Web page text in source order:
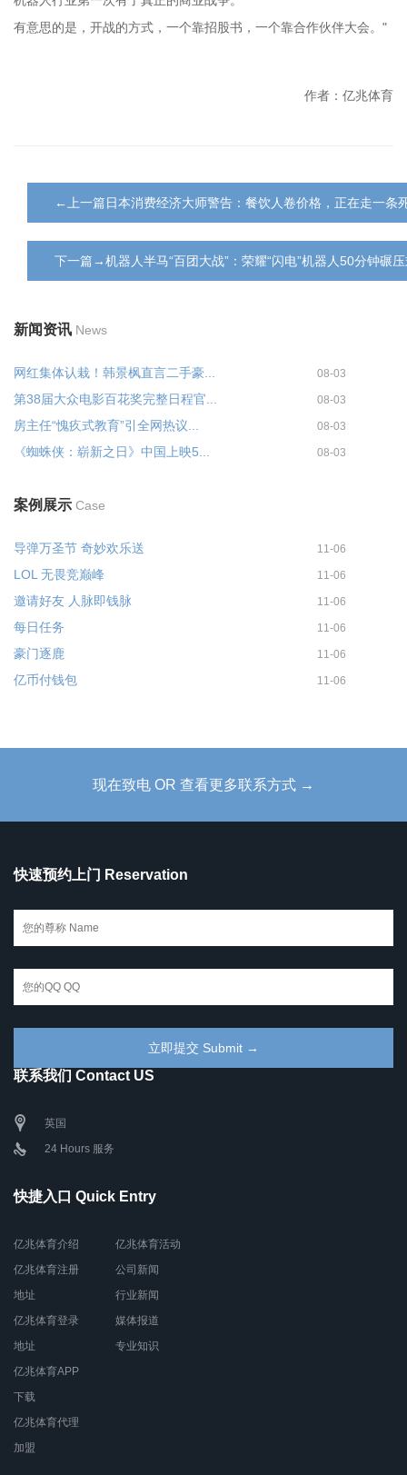
有意思的是，开战的方式，一个靠招股书，一个靠合作伙伴大会。"
作者：亿兆体育
←上一篇日本消费经济大师警告：餐饮人卷价格，正在走一条
下一篇→机器人半马“百团大战”：荣耀“闪电”机器人50分钟碾
新闻资讯 News
网红集体认栽！韩景枫直言二手豪... 08-03
第38届大众电影百花奖完整日程官... 08-03
房主任“愧疚式教育”引全网热议... 08-03
《蜘蛛侠：崭新之日》中国上映5... 08-03
案例展示 Case
导弹万圣节 奇妙欢乐送 11-06
LOL 无畏竞巅峰 11-06
邀请好友 人脉即钱脉 11-06
每日任务 11-06
豪门逐鹿 11-06
亿币付钱包 11-06
现在致电 OR 查看更多联系方式 →
快速预约上门 Reservation
联系我们 Contact US
英国
24 Hours 服务
快捷入口 Quick Entry
亿兆体育介绍
亿兆体育注册
地址
亿兆体育登录
地址
亿兆体育APP
下载
亿兆体育代理
加盟
亿兆体育活动
公司新闻
行业新闻
媒体报道
专业知识